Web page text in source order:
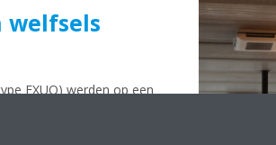
FXUQ) werden op een
Aangezien de bouwheer
compacte koelleidingen